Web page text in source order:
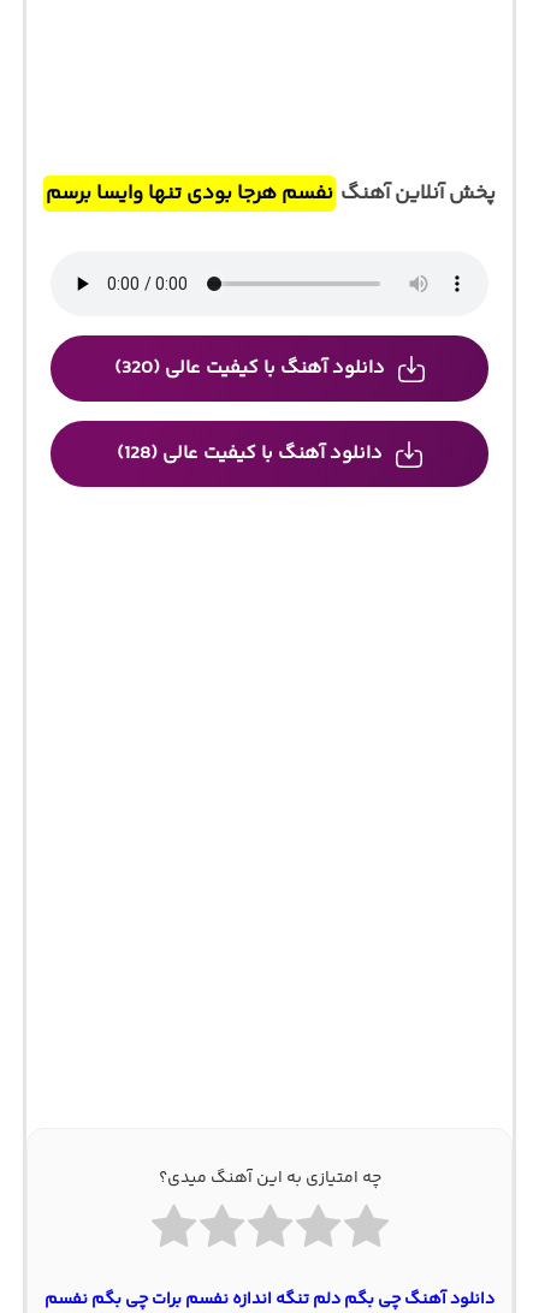
پخش آنلاین آهنگ نفسم هرجا بودی تنها وایسا برسم
دانلود آهنگ با کیفیت عالی (320)
دانلود آهنگ با کیفیت عالی (128)
چه امتیازی به این آهنگ میدی؟
دانلود آهنگ چی بگم دلم تنگه اندازه نفسم برات چی بگم نفسم